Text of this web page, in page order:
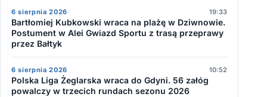
6 sierpnia 2026 19:33
Bartłomiej Kubkowski wraca na plażę w Dziwnowie.
Postument w Alei Gwiazd Sportu z trasą przeprawy
przez Bałtyk
6 sierpnia 2026 10:52
Polska Liga Żeglarska wraca do Gdyni. 56 załóg
powalczy w trzecich rundach sezonu 2026